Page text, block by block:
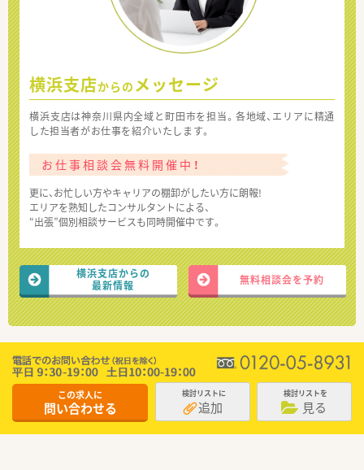
横浜支店からの メッセージ
横浜支店は神奈川県内全域と町田市を担当。各地域、エリアに精通
した担当者がお仕事を紹介いたします。
お仕事相談会無料開催中！
更に、お忙しい方やキャリアの棚卸がしたい方に朗報!
エリアを熟知したコンサルタントによる、
“出張”個別相談サービスも同時開催中です。
横浜支店からの
最新情報
無料相談会を予約
この求人に
問い合わせる
検討リストに
追加
検討リストを
見る